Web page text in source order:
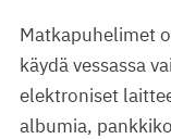
Matkapuhelimet
käydä vessassa
elektroniset
albumia,